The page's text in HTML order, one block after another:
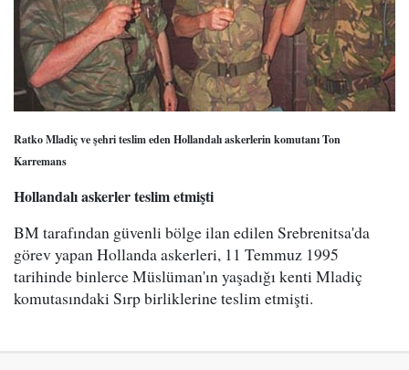
Ratko Mladiç ve şehri teslim eden Hollandalı askerlerin komutanı Ton
Karremans
Hollandalı askerler teslim etmişti
BM tarafından güvenli bölge ilan edilen Srebrenitsa'da
görev yapan Hollanda askerleri, 11 Temmuz 1995
tarihinde binlerce Müslüman'ın yaşadığı kenti Mladiç
komutasındaki Sırp birliklerine teslim etmişti.